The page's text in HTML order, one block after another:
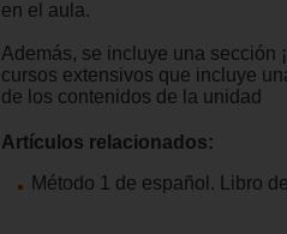
en el aula.
Además, se incluye una sección
cursos extensivos que incluye
de los contenidos de la unidad
Artículos relacionados:
Método 1 de español. Libro